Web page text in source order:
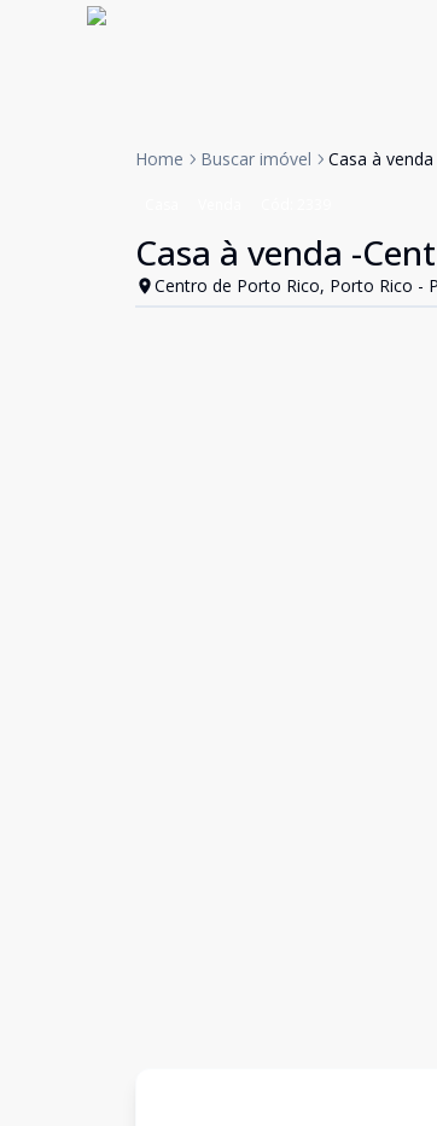
Home Buscar imóvel Casa à
Casa à venda -
Centro de Porto Rico, Porto Rico -